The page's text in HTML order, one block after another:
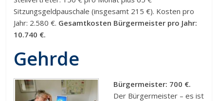
Sitzungsgeldpauschale (insgesamt 215 €). Kosten pro
Jahr: 2.580 €. Gesamtkosten Bürgermeister pro Jahr:
10.740 €.
Gehrde
Bürgermeister: 700 €.
Der Bürgermeister – es ist